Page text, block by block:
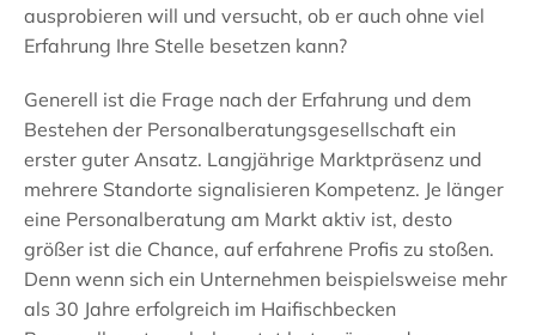
ausprobieren will und versucht, ob er auch ohne viel
Erfahrung Ihre Stelle besetzen kann?
Generell ist die Frage nach der Erfahrung und dem
Bestehen der Personalberatungsgesellschaft ein
erster guter Ansatz. Langjährige Marktpräsenz und
mehrere Standorte signalisieren Kompetenz. Je länger
eine Personalberatung am Markt aktiv ist, desto
größer ist die Chance, auf erfahrene Profis zu stoßen.
Denn wenn sich ein Unternehmen beispielsweise mehr
als 30 Jahre erfolgreich im Haifischbecken